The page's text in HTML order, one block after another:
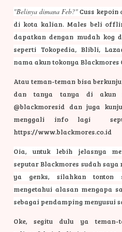
"Belinya dimana Feb?" Cuss
di kota kalian. Males beli
dapatkan dengan mudah kog
seperti Tokopedia, Blibli,
nama akun tokonya
Atau teman-teman bisa
dan tanya tanya di akun
@blackmoresid dan juga
menggali info lagi
https://www.blackmores.co.id
Oia, untuk lebih jelasnya
seputar Blackmores sudah
ya genks, silahkan tonton
mengetahui alasan mengapa
sebagai pendamping menyusui
Oke, segitu dulu ya teman-